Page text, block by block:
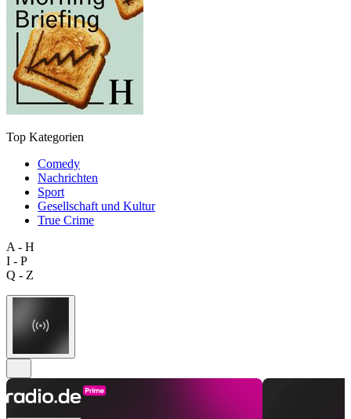
Top Kategorien
Comedy
Nachrichten
Sport
Gesellschaft und Kultur
True Crime
A - H
I - P
Q - Z